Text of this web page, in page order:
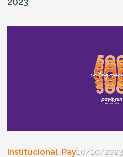
Institucional Pay10/10/2023